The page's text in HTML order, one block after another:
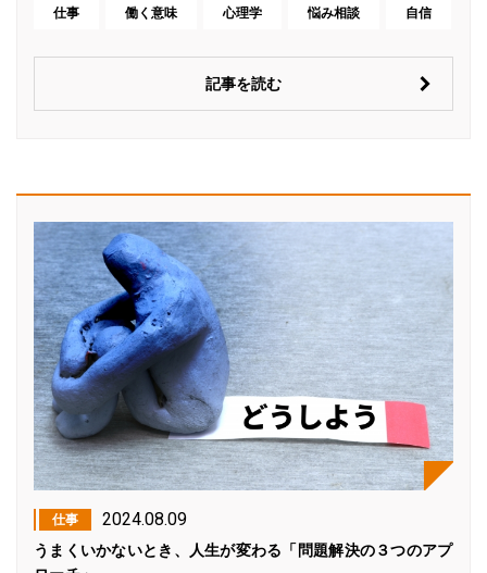
仕事 働く意味 心理学 悩み相談 自信
記事を読む
仕事 2024.08.09
うまくいかないとき、人生が変わる「問題解決の３つのアプ